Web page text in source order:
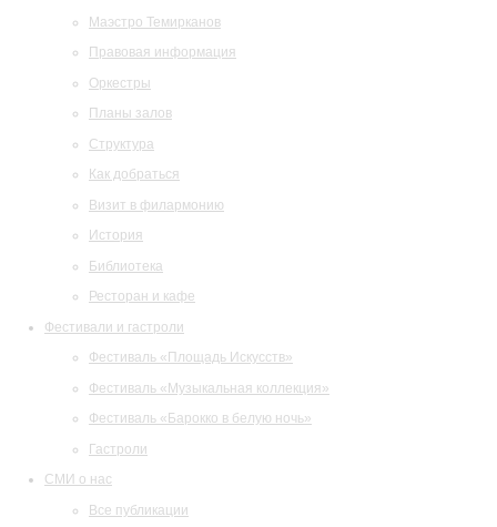
Маэстро Темирканов
Правовая информация
Оркестры
Планы залов
Структура
Как добраться
Визит в филармонию
История
Библиотека
Ресторан и кафе
Фестивали и гастроли
Фестиваль «Площадь Искусств»
Фестиваль «Музыкальная коллекция»
Фестиваль «Барокко в белую ночь»
Гастроли
СМИ о нас
Все публикации